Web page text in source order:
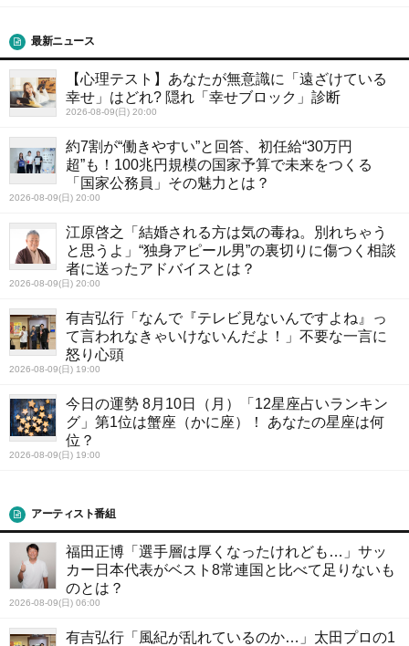
最新ニュース
【心理テスト】あなたが無意識に「遠ざけている
幸せ」はどれ? 隠れ「幸せブロック」診断
2026-08-09(日) 20:00
約7割が“働きやすい”と回答、初任給“30万円
超”も！100兆円規模の国家予算で未来をつくる
「国家公務員」その魅力とは？
2026-08-09(日) 20:00
江原啓之「結婚される方は気の毒ね。別れちゃう
と思うよ」“独身アピール男”の裏切りに傷つく相談
者に送ったアドバイスとは？
2026-08-09(日) 20:00
有吉弘行「なんで『テレビ見ないんですよね』っ
て言われなきゃいけないんだよ！」不要な一言に
怒り心頭
2026-08-09(日) 19:00
今日の運勢 8月10日（月）「12星座占いランキン
グ」第1位は蟹座（かに座）！ あなたの星座は何
位？
2026-08-09(日) 19:00
アーティスト番組
福田正博「選手層は厚くなったけれども…」サッ
カー日本代表がベスト8常連国と比べて足りないも
のとは？
2026-08-09(日) 06:00
有吉弘行「風紀が乱れているのか…」太田プロの1